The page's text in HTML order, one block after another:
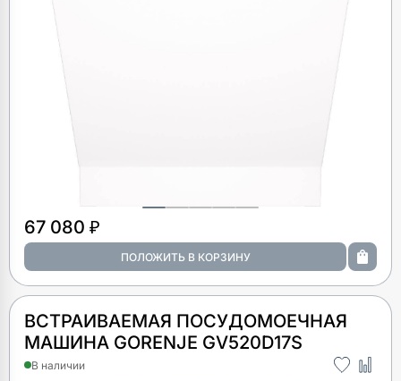
67 080 ₽
ВСТРАИВАЕМАЯ ПОСУДОМОЕЧНАЯ
МАШИНА GORENJE GV520D17S
В наличии